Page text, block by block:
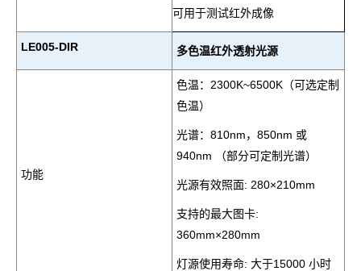
可用于测试红外成像
LE005-DIR 多色温红外透射光源
功能
色温： 2300K~6500K（可选定制
色温）
光谱： 810nm， 850nm 或
940nm
（部分可定制光谱）
光源有效照面: 280×210mm
支持的最大图卡:
360mm×280mm
灯源使用寿命: 大于15000 小时